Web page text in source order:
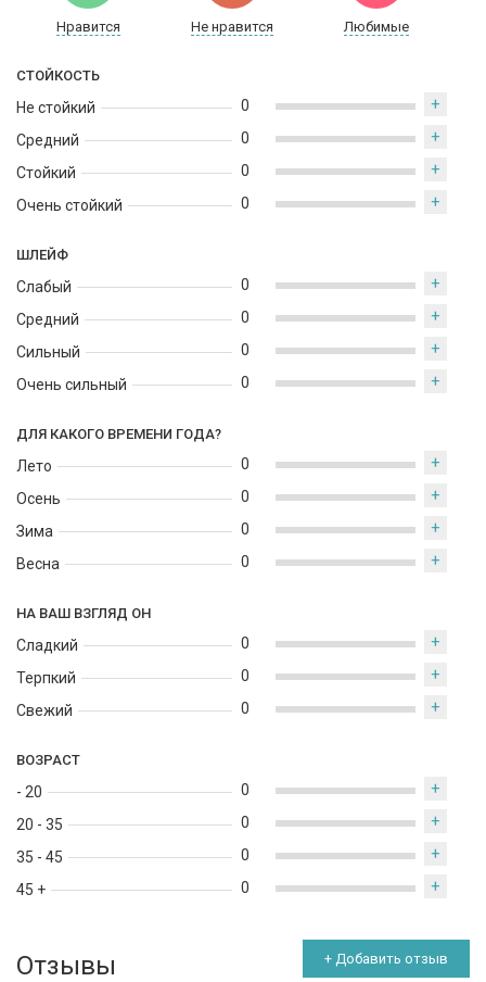
освежающей формуле. В нем нет парабенов, что
дополнительно обезопасит Вашу кожу и волосы. Будьте
Climacool 3 в 1.
Нравится Не нравится Любимые
СТОЙКОСТЬ
Не стойкий
Средний
Стойкий
Очень стойкий
0 +
0 +
0 +
0 +
ШЛЕЙФ
Слабый
Средний
Сильный
Очень сильный
0 +
0 +
0 +
0 +
ДЛЯ КАКОГО ВРЕМЕНИ ГОДА?
Лето
Осень
Зима
Весна
0 +
0 +
0 +
0 +
НА ВАШ ВЗГЛЯД ОН
Сладкий
Терпкий
Свежий
0 +
0 +
0 +
ВОЗРАСТ
- 20
20 - 35
35 - 45
45 +
0 +
0 +
0 +
0 +
Отзывы + Добавить отзыв